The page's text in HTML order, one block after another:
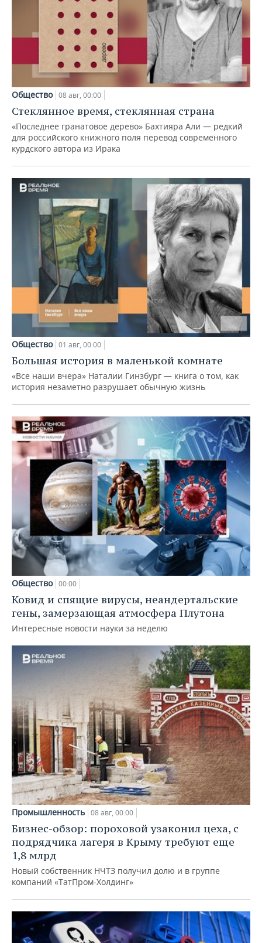
Общество 08 авг, 00:00
Стеклянное время, стеклянная страна
«Последнее гранатовое дерево» Бахтияра Али — редкий
для российского книжного поля перевод современного
курдского автора из Ирака
Общество 01 авг, 00:00
Большая история в маленькой комнате
«Все наши вчера» Наталии Гинзбург — книга о том, как
история незаметно разрушает обычную жизнь
Общество 00:00
Ковид и спящие вирусы, неандертальские
гены, замерзающая атмосфера Плутона
Интересные новости науки за неделю
Промышленность 08 авг, 00:00
Бизнес-обзор: пороховой узаконил цеха, с
подрядчика лагеря в Крыму требуют еще
1,8 млрд
Новый собственник НЧТЗ получил долю и в группе
компаний «ТатПром-Холдинг»